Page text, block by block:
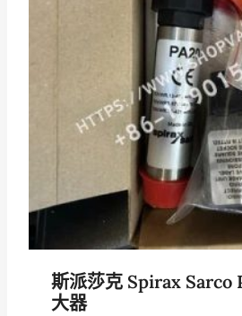
斯派莎克 Spirax Sarco
大器